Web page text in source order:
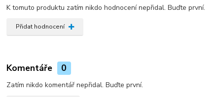
K tomuto produktu zatím nikdo hodnocení nepřidal. Buďte první.
Přidat hodnocení
Komentáře 0
Zatím nikdo komentář nepřidal. Buďte první.